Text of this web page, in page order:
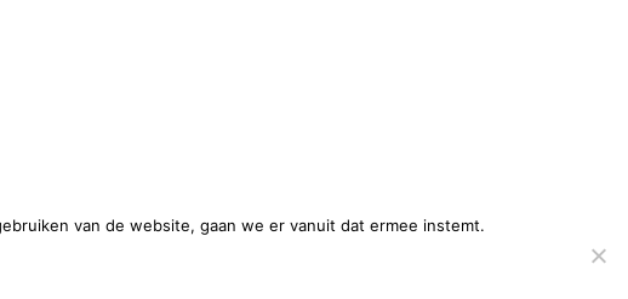
van de website, gaan we er vanuit dat ermee instemt.